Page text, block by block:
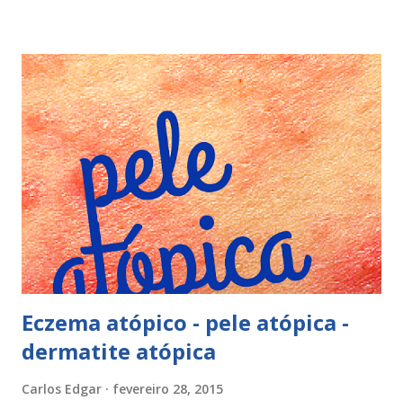
vitaminas e minerais alguns medicamentos algumas doenças
crônicas loções e cremes com álcool em sua composição
fatores genéticos Agora que já sabe o que pode causar a
secura de sua pele, pode conferir este post para saber
como deve tratar sua pele . Fontes bibliográficas
procuromaissaude.com/peleseca procuromaissaude.com/
Eczema atópico - pele atópica -
dermatite atópica
Carlos Edgar fevereiro 28, 2015